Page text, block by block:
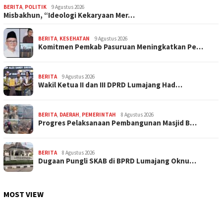
BERITA, POLITIK 9 Agustus 2026
Misbakhun, “Ideologi Kekaryaan Mer…
BERITA, KESEHATAN 9 Agustus 2026
Komitmen Pemkab Pasuruan Meningkatkan Pe…
BERITA 9 Agustus 2026
Wakil Ketua II dan III DPRD Lumajang Had…
BERITA, DAERAH, PEMERINTAH 8 Agustus 2026
Progres Pelaksanaan Pembangunan Masjid B…
BERITA 8 Agustus 2026
Dugaan Pungli SKAB di BPRD Lumajang Oknu…
MOST VIEW